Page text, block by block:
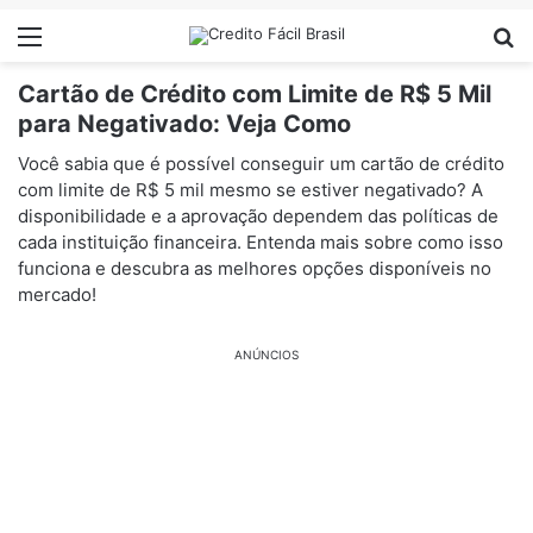
Menu
Cartão de Crédito com Limite de R$ 5 Mil
para Negativado: Veja Como
Você sabia que é possível conseguir um cartão de crédito
com limite de R$ 5 mil mesmo se estiver negativado? A
disponibilidade e a aprovação dependem das políticas de
cada instituição financeira. Entenda mais sobre como isso
funciona e descubra as melhores opções disponíveis no
mercado!
ANÚNCIOS